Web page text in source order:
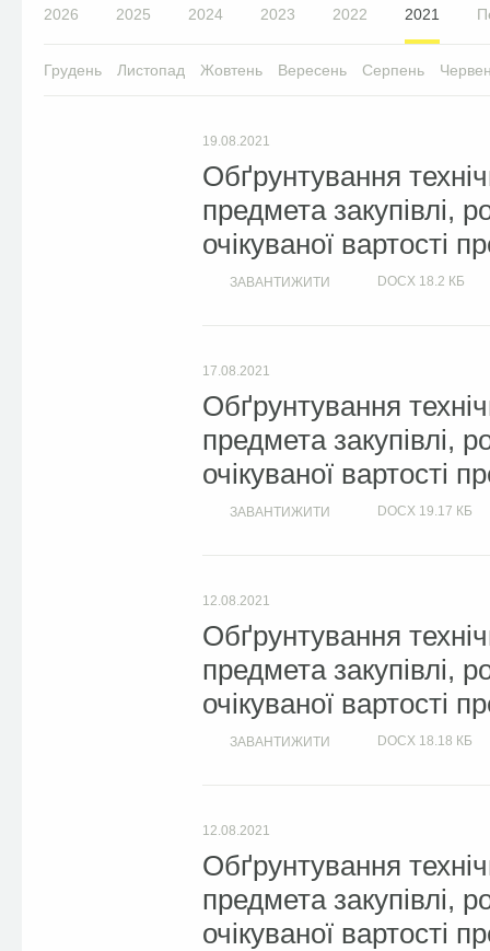
2026 2025 2024 2023 2022 2021
Грудень Листопад Жовтень Вересень Серпень
19.08.2021
Обґрунтування
предмета закупівлі,
очікуваної вартості
ЗАВАНТИЖИТИ DOCX 18.2 КБ
17.08.2021
Обґрунтування
предмета закупівлі,
очікуваної вартості
ЗАВАНТИЖИТИ DOCX 19.17 КБ
12.08.2021
Обґрунтування
предмета закупівлі,
очікуваної вартості
ЗАВАНТИЖИТИ DOCX 18.18 КБ
12.08.2021
Обґрунтування
предмета закупівлі,
очікуваної вартості